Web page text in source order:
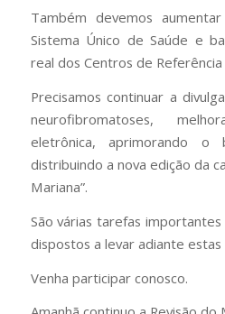
Também devemos
Sistema Único de Saúde e
real dos Centros de Referência
Precisamos continuar a
neurofibromatoses,
eletrônica, aprimorando
distribuindo a nova edição da
Mariana”.
São várias tarefas
dispostos a levar adiante estas
Venha participar conosco.